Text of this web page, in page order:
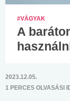
#VÁGYAK
A
2023.12.05.
1 PERCES OLVASÁSI